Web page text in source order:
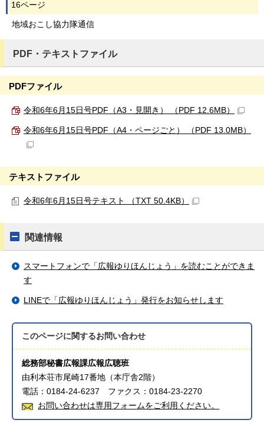
16ページ
地域おこし協力隊通信
PDF・テキストファイル
PDFファイル
令和6年6月15日号PDF（A3・見開き） （PDF 12.6MB）
令和6年6月15日号PDF（A4・ページごと） （PDF 13.0MB）
テキストファイル
令和6年6月15日号テキスト （TXT 50.4KB）
関連情報
スマートフォンで「広報ゆりほんじょう」を読むことができま
す
LINEで「広報ゆりほんじょう」発行をお知らせします
このページに関するお問い合わせ
総務部秘書広報課広報広聴班
由利本荘市尾崎17番地（本庁舎2階）
電話：0184-24-6237 ファクス：0184-23-2270
お問い合わせは専用フォームをご利用ください。